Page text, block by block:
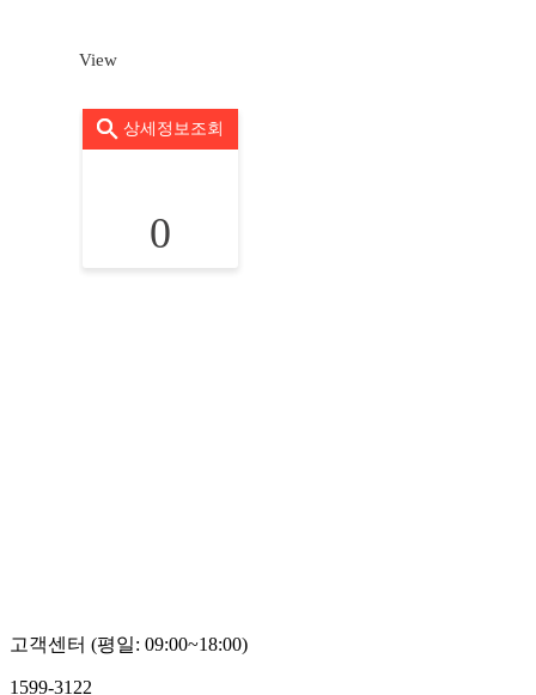
View
상세정보조회
0
고객센터 (평일: 09:00~18:00)
1599-3122